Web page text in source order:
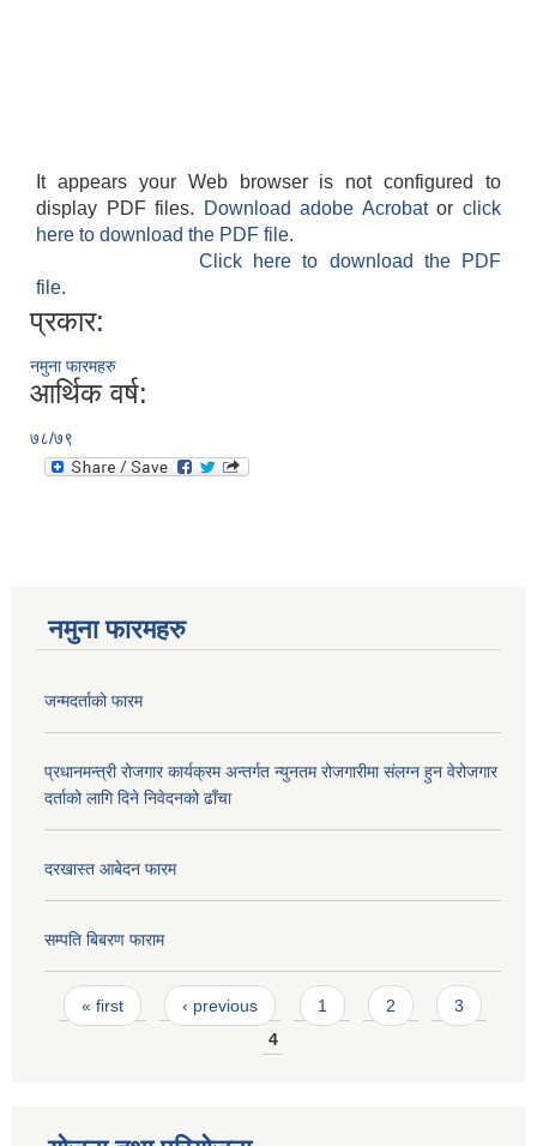
It appears your Web browser is not configured to
display PDF files.
Download adobe Acrobatorclick
here to download the PDF file.
Click here to download the PDF
file.
प्रकार:
नमुना फारमहरु
आर्थिक वर्ष:
७८/७९
नमुना फारमहरु
जन्मदर्ताको फारम
प्रधानमन्त्री रोजगार कार्यक्रम अन्तर्गत न्युनतम रोजगारीमा संलग्न हुन वेरोजगार
दर्ताको लागि दिने निवेदनको ढाँचा
दरखास्त आबेदन फारम
सम्पति बिबरण फाराम
Pages
« first ‹ previous 1 2
3
4